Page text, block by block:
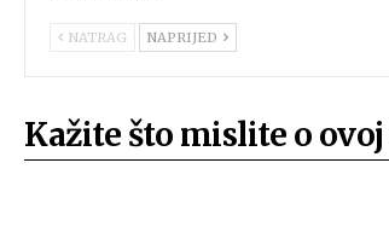
NATRAG NAPRIJED
Kažite što mislite o